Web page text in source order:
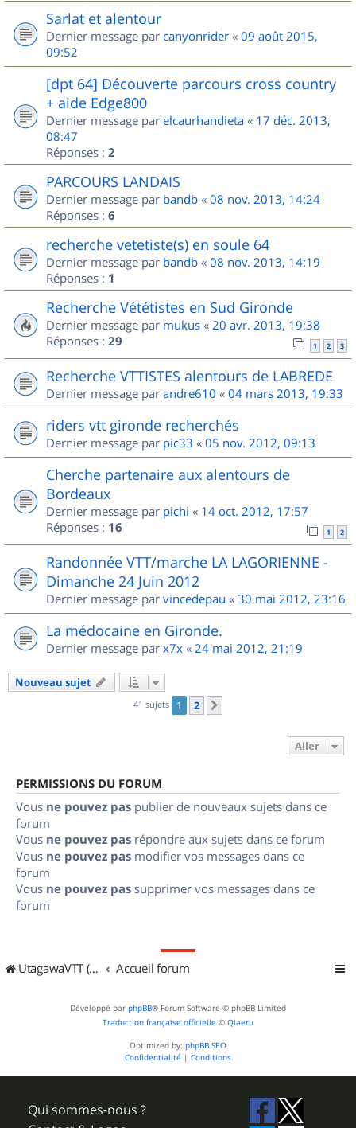
Sarlat et alentour
Dernier message par canyonrider « 09 août 2015,
09:52
[dpt 64] Découverte parcours cross country
+ aide Edge800
Dernier message par elcaurhandieta « 17 déc. 2013,
08:47
Réponses : 2
PARCOURS LANDAIS
Dernier message par bandb « 08 nov. 2013, 14:24
Réponses : 6
recherche vetetiste(s) en soule 64
Dernier message par bandb « 08 nov. 2013, 14:19
Réponses : 1
Recherche Vététistes en Sud Gironde
Dernier message par mukus « 20 avr. 2013, 19:38
Réponses : 29 1 2 3
Recherche VTTISTES alentours de LABREDE
Dernier message par andre610 « 04 mars 2013, 19:33
riders vtt gironde recherchés
Dernier message par pic33 « 05 nov. 2012, 09:13
Cherche partenaire aux alentours de
Bordeaux
Dernier message par pichi « 14 oct. 2012, 17:57
Réponses : 16 1 2
Randonnée VTT/marche LA LAGORIENNE -
Dimanche 24 Juin 2012
Dernier message par vincedepau « 30 mai 2012, 23:16
La médocaine en Gironde.
Dernier message par x7x « 24 mai 2012, 21:19
Nouveau sujet
41 sujets 1 2
Aller
PERMISSIONS DU FORUM
Vous ne pouvez pas publier de nouveaux sujets dans ce
forum
Vous ne pouvez pas répondre aux sujets dans ce forum
Vous ne pouvez pas modifier vos messages dans ce
forum
Vous ne pouvez pas supprimer vos messages dans ce
forum
UtagawaVTT (Randos VTT et VTTAE avec traces GPS) Accueil forum
Développé par phpBB® Forum Software © phpBB Limited
Traduction française officielle © Qiaeru
Optimized by: phpBB SEO
Confidentialité | Conditions
Qui sommes-nous ?